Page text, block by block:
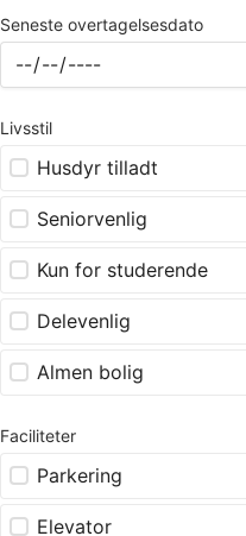
Seneste overtagelsesdato
Livsstil
Husdyr tilladt
Seniorvenlig
Kun for studerende
Delevenlig
Almen bolig
Faciliteter
Parkering
Elevator